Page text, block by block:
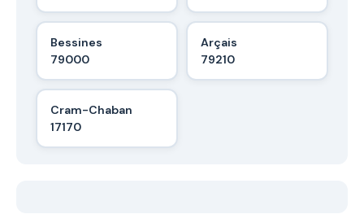
Bessines
79000
Arçais
79210
Cram-Chaban
17170